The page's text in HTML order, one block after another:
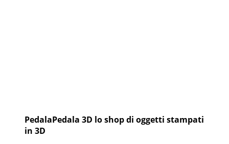
PedalaPedala 3D lo shop di oggetti stampati
in 3D